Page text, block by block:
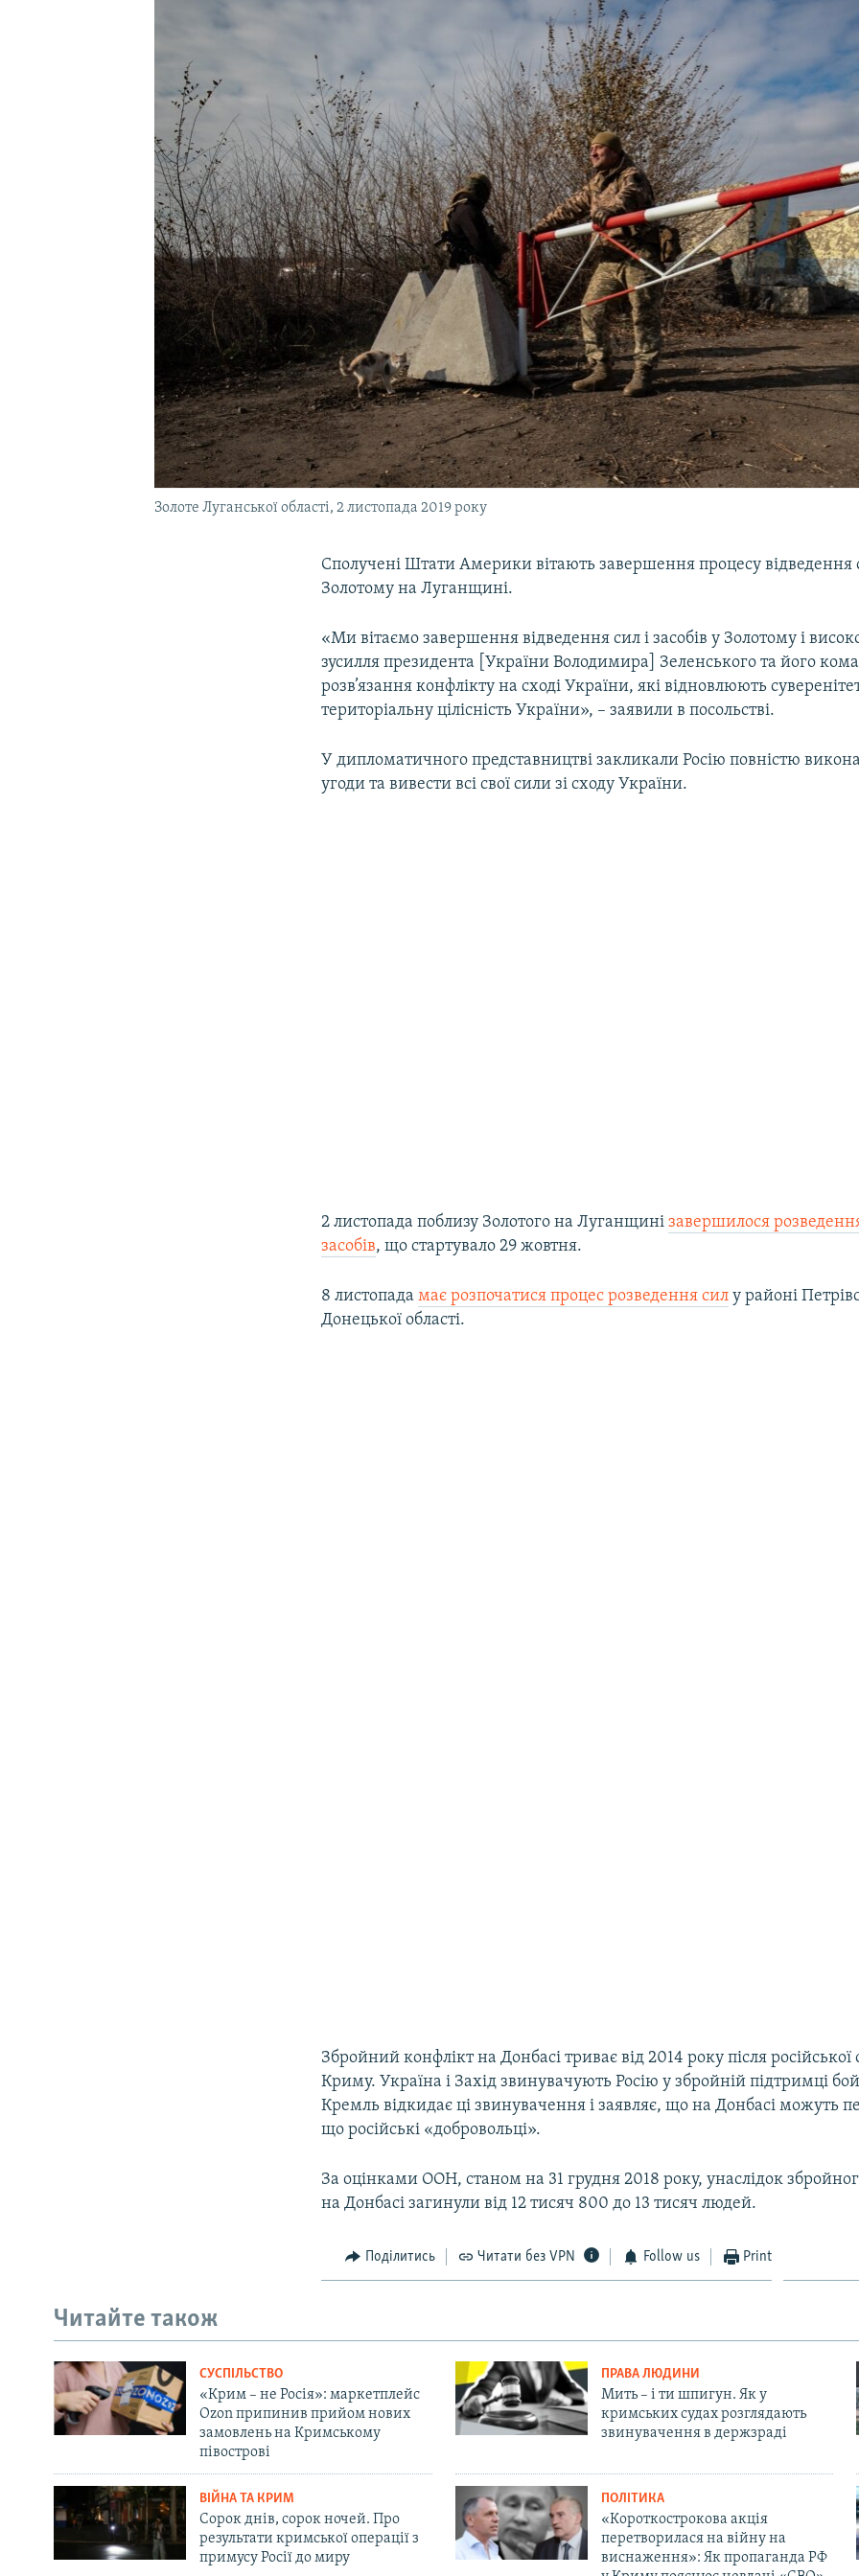
УКРАЇНСЬКА ПРОБЛЕМА КРИМУ
Золоте Луганської області, 2 листопада 2019 року
Сполучені Штати Америки вітають завершення процесу відведення
Золотому на Луганщині.
«Ми вітаємо завершення відведення сил і засобів у Золотому і
зусилля президента [України Володимира] Зеленського та його
розв’язання конфлікту на сході України, які відновлюють
територіальну цілісність України», – заявили в посольстві.
У дипломатичного представництві закликали Росію повністю
угоди та вивести всі свої сили зі сходу України.
2 листопада поблизу Золотого на Луганщинізавершилося
засобів, що стартувало 29 жовтня.
8 листопадамає розпочатися процес розведення сил у районі
Донецької області.
Збройний конфлікт на Донбасі триває від 2014 року після російської
Криму. Україна і Захід звинувачують Росію у збройній підтримці
Кремль відкидає ці звинувачення і заявляє, що на Донбасі можуть
що російські «добровольці».
За оцінками ООН, станом на 31 грудня 2018 року, унаслідок
на Донбасі загинули від 12 тисяч 800 до 13 тисяч людей.
Поділитись Читати без VPN Follow us Print
Читайте також
СУСПІЛЬСТВО
«Крим – не Росія»: маркетплейс
Ozon припинив прийом нових
замовлень на Кримському
півострові
ПРАВА ЛЮДИНИ
Мить – і ти шпигун. Як у
кримських судах розглядають
звинувачення в держзраді
ВІЙНА ТА КРИМ
Сорок днів, сорок ночей. Про
результати кримської операції з
примусу Росії до миру
ПОЛІТИКА
«Короткострокова акція
перетворилася на війну на
виснаження»: Як пропаганда РФ